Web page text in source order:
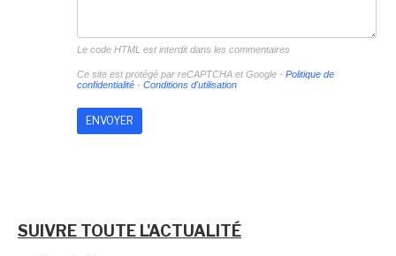
Le code HTML est interdit dans les commentaires
Ce site est protégé par reCAPTCHA et Google - Politique de
confidentialité- Conditions d'utilisation
SUIVRE TOUTE L'ACTUALITÉ